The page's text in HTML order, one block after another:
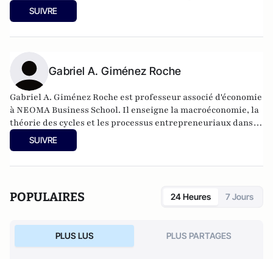
articles sur l’économie autrichienne, le droit et l’économie
(en particulier le droit de la concurrence et le droit des
philosophiques et politiques, dans la tradition de l’École
libérale classique française.
SUIVRE
Gabriel A. Giménez Roche
Gabriel A. Giménez Roche est professeur associé d'économie
à NEOMA Business School. Il enseigne la macroéconomie, la
théorie des cycles et les processus entrepreneuriaux dans
des programmes de premier cycle et des cycles supérieurs.
Il porte un vif intérêt aux sujets macroéconomiques qu'il
entrepreneuriales. Les recherches de Gabriel ont été
Finance, Small Business Economics, The World Economy,
Journal of Economic Issues, entre autres. Il est membre de
l'American Economic Association et de la Royal Economic
SUIVRE
POPULAIRES 24 Heures 7 Jours
PLUS LUS PLUS PARTAGES